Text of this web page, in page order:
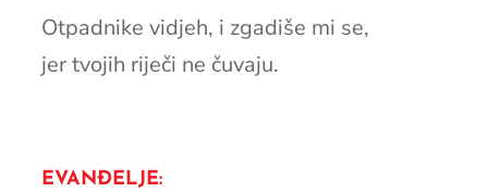
Otpadnike vidjeh, i zgadiše mi se,
jer tvojih riječi ne čuvaju.
EVANĐELJE: